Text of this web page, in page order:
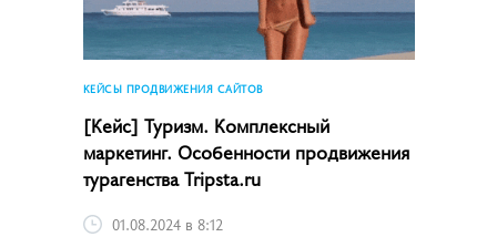
КЕЙСЫ ПРОДВИЖЕНИЯ САЙТОВ
[Кейс] Туризм. Комплексный
маркетинг. Особенности продвижения
турагенства Tripsta.ru
01.08.2024 в 8:12